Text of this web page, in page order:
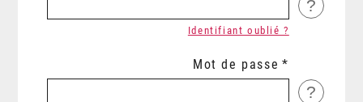
?
Identifiant oublié ?
Mot de passe
?